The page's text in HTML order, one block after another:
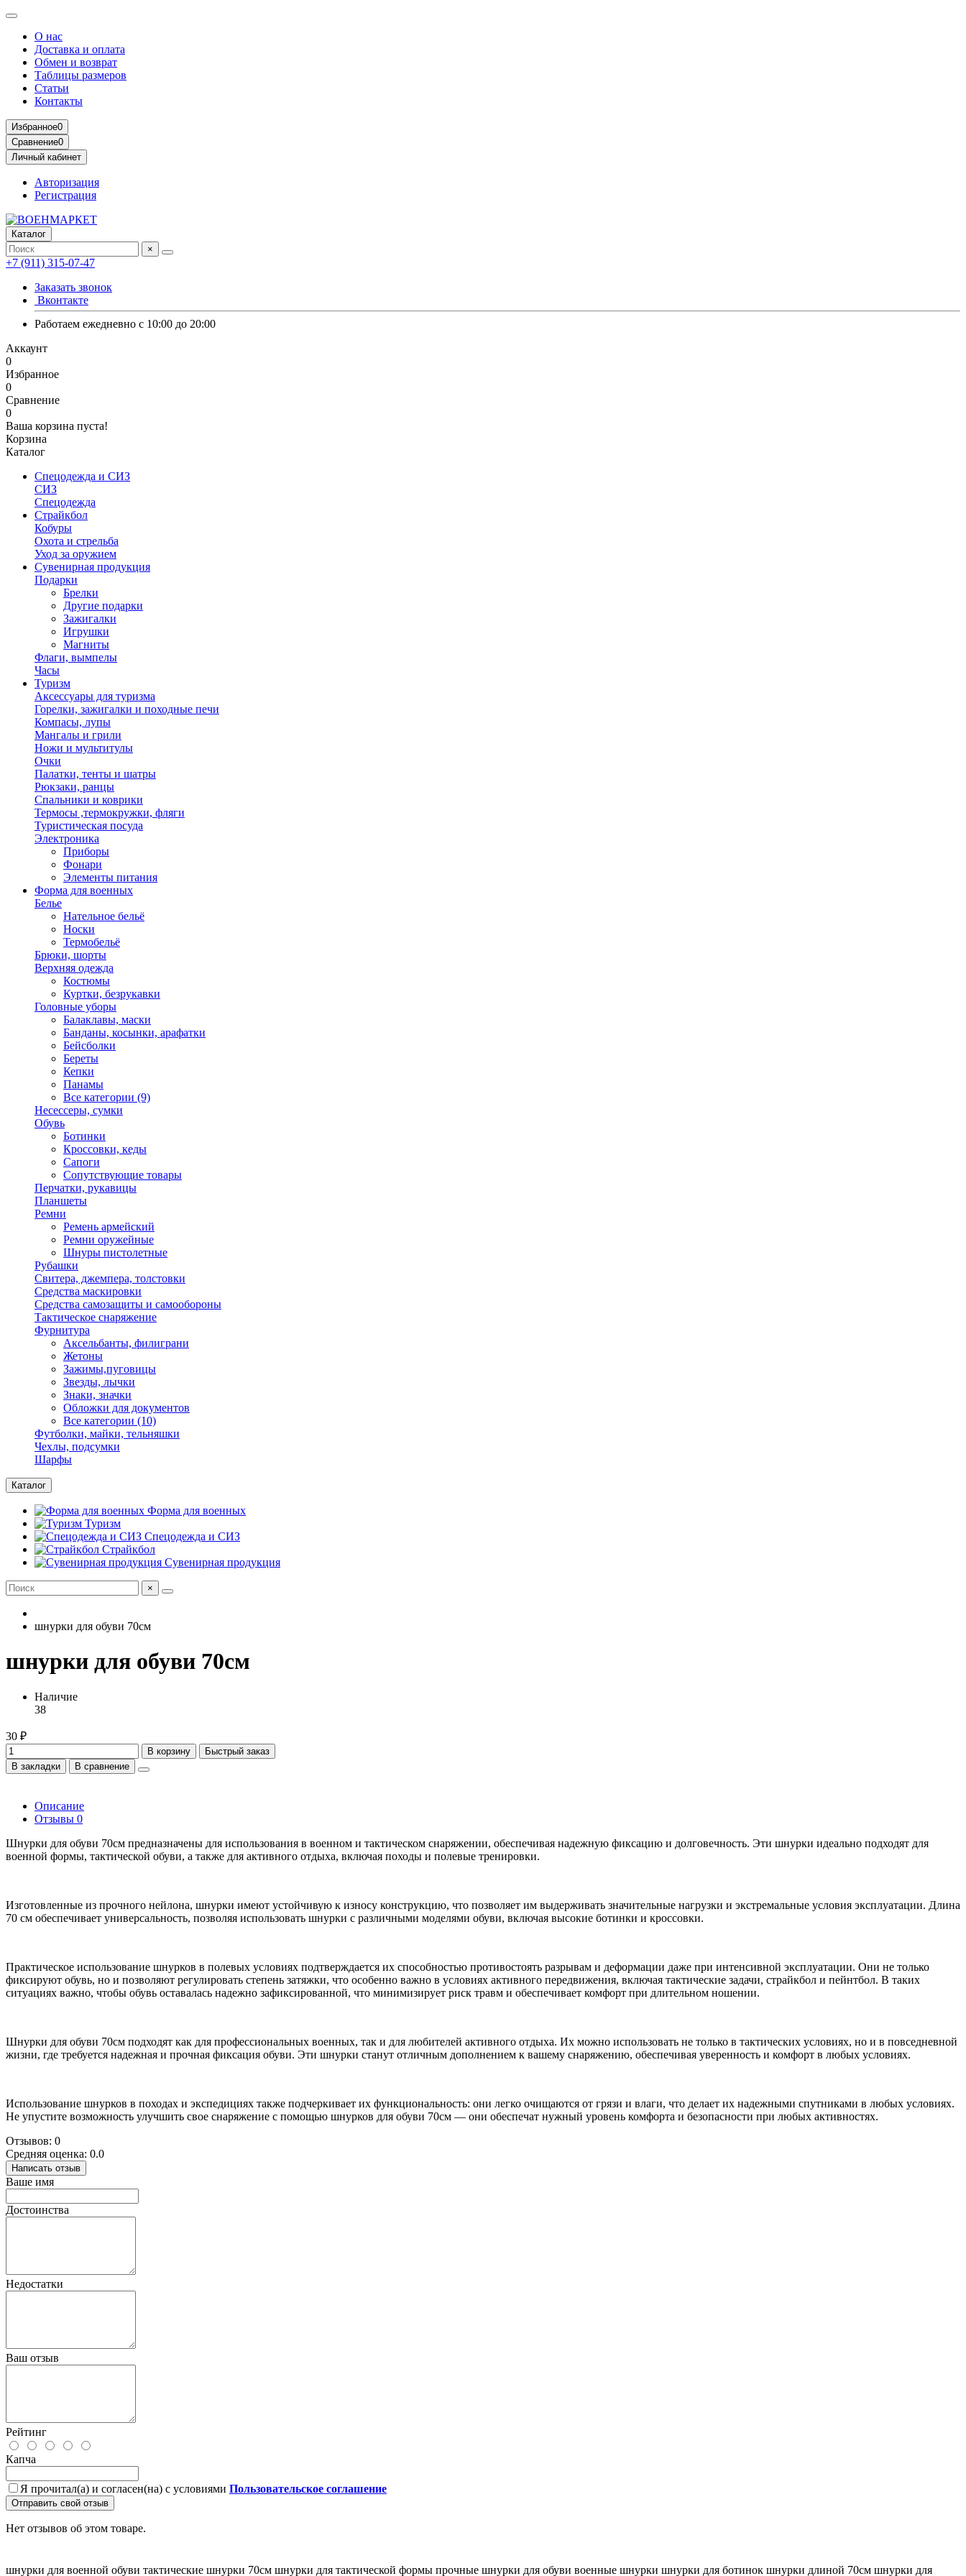
О нас
Доставка и оплата
Обмен и возврат
Таблицы размеров
Статьи
Контакты
Избранное0
Сравнение0
Личный кабинет
Авторизация
Регистрация
Каталог
×
+7 (911) 315-07-47
Заказать звонок
Вконтакте
Работаем ежедневно с 10:00 до 20:00
Аккаунт
0
Избранное
0
Сравнение
0
Ваша корзина пуста!
Корзина
Каталог
Спецодежда и СИЗ
СИЗ
Спецодежда
Страйкбол
Кобуры
Охота и стрельба
Уход за оружием
Сувенирная продукция
Подарки
Брелки
Другие подарки
Зажигалки
Игрушки
Магниты
Флаги, вымпелы
Часы
Туризм
Аксессуары для туризма
Горелки, зажигалки и походные печи
Компасы, лупы
Мангалы и грили
Ножи и мультитулы
Очки
Палатки, тенты и шатры
Рюкзаки, ранцы
Спальники и коврики
Термосы ,термокружки, фляги
Туристическая посуда
Электроника
Приборы
Фонари
Элементы питания
Форма для военных
Белье
Нательное бельё
Носки
Термобельё
Брюки, шорты
Верхняя одежда
Костюмы
Куртки, безрукавки
Головные уборы
Балаклавы, маски
Банданы, косынки, арафатки
Бейсболки
Береты
Кепки
Панамы
Все категории (9)
Несессеры, сумки
Обувь
Ботинки
Кроссовки, кеды
Сапоги
Сопутствующие товары
Перчатки, рукавицы
Планшеты
Ремни
Ремень армейский
Ремни оружейные
Шнуры пистолетные
Рубашки
Свитера, джемпера, толстовки
Средства маскировки
Средства самозащиты и самообороны
Тактическое снаряжение
Фурнитура
Аксельбанты, филиграни
Жетоны
Зажимы,пуговицы
Звезды, лычки
Знаки, значки
Обложки для документов
Все категории (10)
Футболки, майки, тельняшки
Чехлы, подсумки
Шарфы
Каталог
Форма для военных
Туризм
Спецодежда и СИЗ
Страйкбол
Сувенирная продукция
×
шнурки для обуви 70см
шнурки для обуви 70см
Наличие
38
30 ₽
В корзину
Быстрый заказ
В закладки
В сравнение
Описание
Отзывы 0
Шнурки для обуви 70см предназначены для использования в военном и тактическом снаряжении, обеспечивая надежную фиксацию и долговечность. Эти шнурки идеально подходят для
военной формы, тактической обуви, а также для активного отдыха, включая походы и полевые тренировки.
Изготовленные из прочного нейлона, шнурки имеют устойчивую к износу конструкцию, что позволяет им выдерживать значительные нагрузки и экстремальные условия эксплуатации. Длина
70 см обеспечивает универсальность, позволяя использовать шнурки с различными моделями обуви, включая высокие ботинки и кроссовки.
Практическое использование шнурков в полевых условиях подтверждается их способностью противостоять разрывам и деформации даже при интенсивной эксплуатации. Они не только
фиксируют обувь, но и позволяют регулировать степень затяжки, что особенно важно в условиях активного передвижения, включая тактические задачи, страйкбол и пейнтбол. В таких
ситуациях важно, чтобы обувь оставалась надежно зафиксированной, что минимизирует риск травм и обеспечивает комфорт при длительном ношении.
Шнурки для обуви 70см подходят как для профессиональных военных, так и для любителей активного отдыха. Их можно использовать не только в тактических условиях, но и в повседневной
жизни, где требуется надежная и прочная фиксация обуви. Эти шнурки станут отличным дополнением к вашему снаряжению, обеспечивая уверенность и комфорт в любых условиях.
Использование шнурков в походах и экспедициях также подчеркивает их функциональность: они легко очищаются от грязи и влаги, что делает их надежными спутниками в любых условиях.
Не упустите возможность улучшить свое снаряжение с помощью шнурков для обуви 70см — они обеспечат нужный уровень комфорта и безопасности при любых активностях.
Отзывов: 0
Средняя оценка: 0.0
Написать отзыв
Ваше имя
Достоинства
Недостатки
Ваш отзыв
Рейтинг
Капча
Я прочитал(а) и согласен(на) с условиями Пользовательское соглашение
Отправить свой отзыв
Нет отзывов об этом товаре.
шнурки для военной обуви тактические шнурки 70см шнурки для тактической формы прочные шнурки для обуви военные шнурки шнурки для ботинок шнурки длиной 70см шнурки для